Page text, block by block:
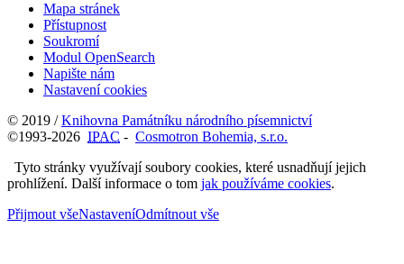
Mapa stránek
Přístupnost
Soukromí
Modul OpenSearch
Napište nám
Nastavení cookies
© 2019 /Knihovna Památníku národního písemnictví
©1993-2026 IPAC - Cosmotron Bohemia, s.r.o.
Tyto stránky využívají soubory cookies, které usnadňují jejich
prohlížení. Další informace o tom jak používáme cookies.
Přijmout všeNastaveníOdmítnout vše